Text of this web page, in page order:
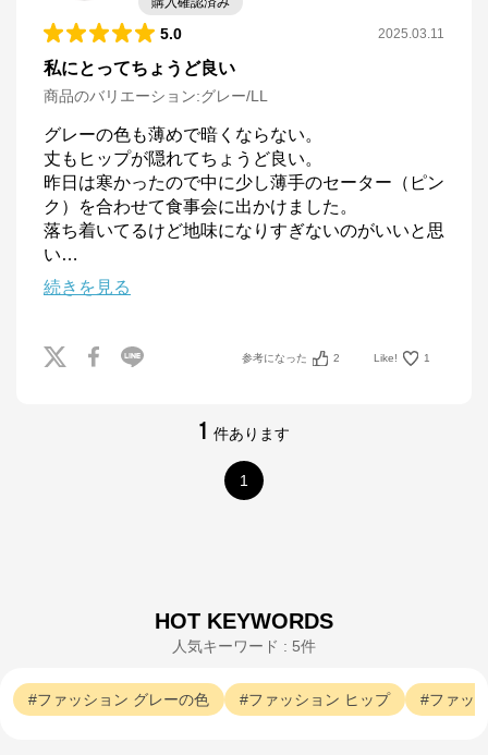
5.0 2025.03.11
私にとってちょうど良い
商品のバリエーション:グレー/LL
グレーの色も薄めで暗くならない。
丈もヒップが隠れてちょうど良い。
昨日は寒かったので中に少し薄手のセーター（ピン
ク）を合わせて食事会に出かけました。
落ち着いてるけど地味になりすぎないのがいいと思
い…
続きを見る
参考になった 2 Like! 1
1 件あります
1
HOT KEYWORDS
人気キーワード : 5件
ファッション グレーの色 ファッション ヒップ ファッ